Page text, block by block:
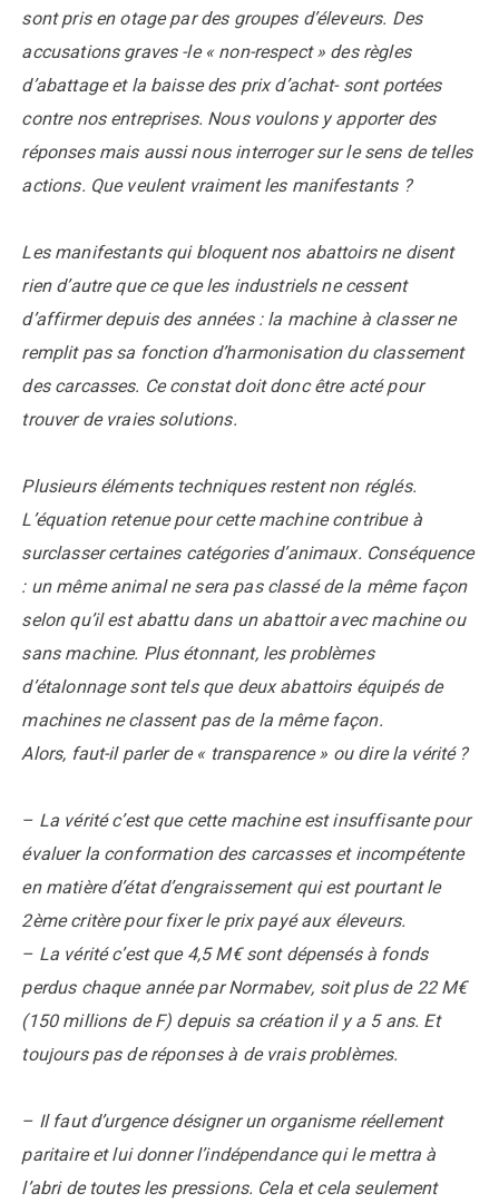
sont pris en otage par des groupes d’éleveurs. Des
accusations graves -le « non-respect » des règles
d’abattage et la baisse des prix d’achat- sont portées
contre nos entreprises. Nous voulons y apporter des
réponses mais aussi nous interroger sur le sens de telles
actions. Que veulent vraiment les manifestants ?
Les manifestants qui bloquent nos abattoirs ne disent
rien d’autre que ce que les industriels ne cessent
d’affirmer depuis des années : la machine à classer ne
remplit pas sa fonction d’harmonisation du classement
des carcasses. Ce constat doit donc être acté pour
trouver de vraies solutions.
Plusieurs éléments techniques restent non réglés.
L’équation retenue pour cette machine contribue à
surclasser certaines catégories d’animaux. Conséquence
: un même animal ne sera pas classé de la même façon
selon qu’il est abattu dans un abattoir avec machine ou
sans machine. Plus étonnant, les problèmes
d’étalonnage sont tels que deux abattoirs équipés de
machines ne classent pas de la même façon.
Alors, faut-il parler de « transparence » ou dire la vérité ?
– La vérité c’est que cette machine est insuffisante pour
évaluer la conformation des carcasses et incompétente
en matière d’état d’engraissement qui est pourtant le
2ème critère pour fixer le prix payé aux éleveurs.
– La vérité c’est que 4,5 M€ sont dépensés à fonds
perdus chaque année par Normabev, soit plus de 22 M€
(150 millions de F) depuis sa création il y a 5 ans. Et
toujours pas de réponses à de vrais problèmes.
– Il faut d’urgence désigner un organisme réellement
paritaire et lui donner l’indépendance qui le mettra à
l’abri de toutes les pressions. Cela et cela seulement